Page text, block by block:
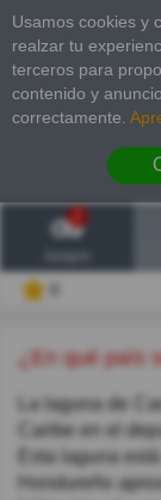
Usamos cookies y
realzar tu
terceros para
contenido y
correctamente.
2
¿En qué
La laguna de
Caribe en el
Esta laguna
Hondureño